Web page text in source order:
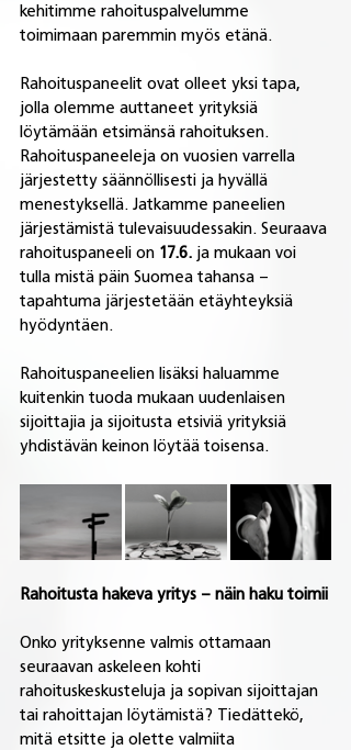
kehitimme rahoituspalvelumme
toimimaan paremmin myös etänä.
Rahoituspaneelit ovat olleet yksi tapa,
jolla olemme auttaneet yrityksiä
löytämään etsimänsä rahoituksen.
Rahoituspaneeleja on vuosien varrella
järjestetty säännöllisesti ja hyvällä
menestyksellä. Jatkamme paneelien
järjestämistä tulevaisuudessakin. Seuraava
rahoituspaneeli on 17.6. ja mukaan voi
tulla mistä päin Suomea tahansa –
tapahtuma järjestetään etäyhteyksiä
hyödyntäen.
Rahoituspaneelien lisäksi haluamme
kuitenkin tuoda mukaan uudenlaisen
sijoittajia ja sijoitusta etsiviä yrityksiä
yhdistävän keinon löytää toisensa.
Rahoitusta hakeva yritys – näin haku toimii
Onko yrityksenne valmis ottamaan
seuraavan askeleen kohti
rahoituskeskusteluja ja sopivan sijoittajan
tai rahoittajan löytämistä? Tiedättekö,
mitä etsitte ja olette valmiita